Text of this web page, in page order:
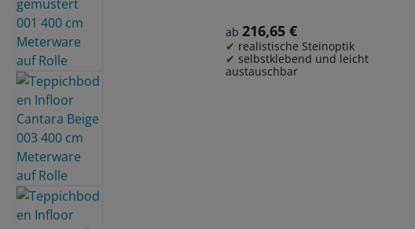
Regulärer Preis:
ab216,65 €
realistische Steinoptik
selbstklebend und leicht
austauschbar